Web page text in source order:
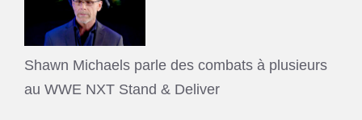
Shawn Michaels parle des combats à plusieurs
au WWE NXT Stand & Deliver